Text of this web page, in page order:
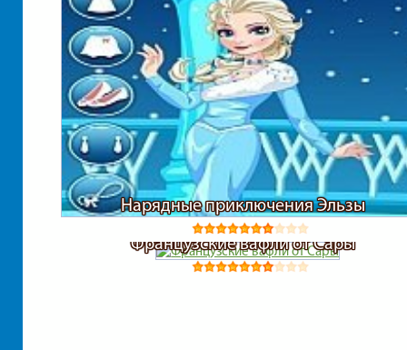
Нарядные приключения Эльзы
Французские вафли от Сары